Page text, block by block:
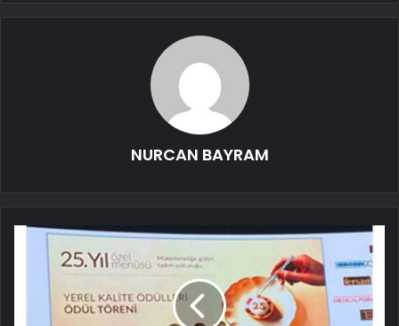
NURCAN BAYRAM